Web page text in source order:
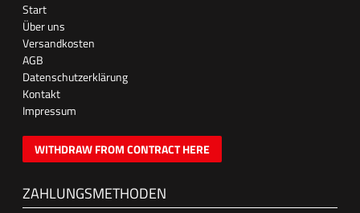
Start
Über uns
Versandkosten
AGB
Datenschutzerklärung
Kontakt
Impressum
WITHDRAW FROM CONTRACT HERE
ZAHLUNGSMETHODEN